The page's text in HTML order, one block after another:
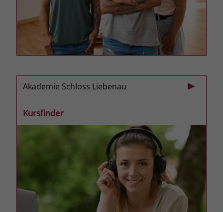
Akademie Schloss Liebenau
Kursfinder
zeigen. Das _fbp-Cookie sammelt keine
persönlich identifizierbaren
Informationen und wird von Facebook
nur platziert, um Daten an das
Unternehmen zurückzusenden.